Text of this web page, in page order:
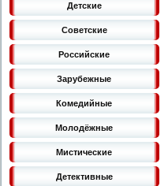
Детские
Советские
Российские
Зарубежные
Комедийные
Молодёжные
Мистические
Детективные